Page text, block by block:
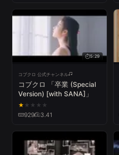
5:29
コブクロ 公式チャンネル
コブクロ 「卒業 (Special
Version) [with SANA]」
★ ★ ★ ★ ★
929 3.41